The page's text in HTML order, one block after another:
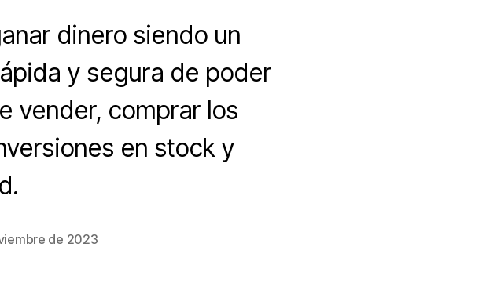
dinero siendo un
y segura de poder
vender, comprar los
en stock y
de 2023